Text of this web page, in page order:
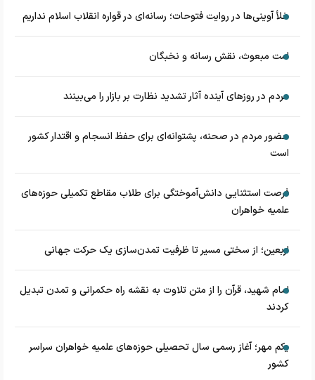
خلأ آوینی‌ها در روایت فتوحات؛ رسانه‌ای در قواره انقلاب اسلام نداریم
امت مبعوث، نقش رسانه و نخبگان
مردم در روزهای آینده آثار تشدید نظارت بر بازار را می‌بینند
حضور مردم در صحنه، پشتوانه‌ای برای حفظ انسجام و اقتدار کشور
است
فرصت استثنایی دانش‌آموختگی برای طلاب مقاطع تکمیلی حوزه‌های
علمیه خواهران
اربعین؛ از سختی مسیر تا ظرفیت تمدن‌سازی یک حرکت جهانی
امام شهید، قرآن را از متن تلاوت به نقشه راه حکمرانی و تمدن تبدیل
کردند
یکم مهر؛ آغاز رسمی سال تحصیلی حوزه‌های علمیه خواهران سراسر
کشور